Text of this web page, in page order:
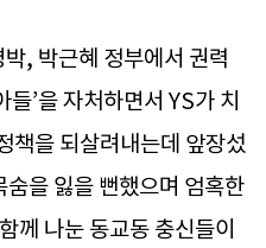
, 박근혜 정부에서 권력
’을 자처하면서 YS가 치
책을 되살려내는데 앞장섰
을 잃을 뻔했으며 엄혹한
께 나눈 동교동 충신들이